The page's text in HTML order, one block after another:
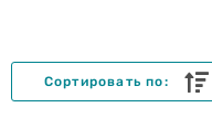
Сортировать по: